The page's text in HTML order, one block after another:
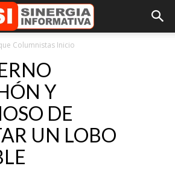
Columnistas Inicio
Y
DE
UN LOBO